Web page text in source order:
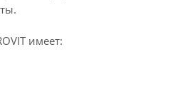
имеет: